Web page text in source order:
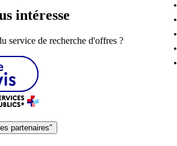
intéresse
service de recherche d'offres ?
partenaires"